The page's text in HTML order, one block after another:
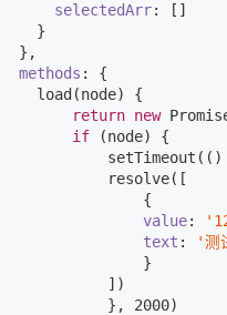
selectedArr: []
    }
  },
methods : {
    load(node) {
return new
if (node) {
            setTimeout(
()
            resolve([
                {
value:
text :
'测
                }
            ])
            },
2000)